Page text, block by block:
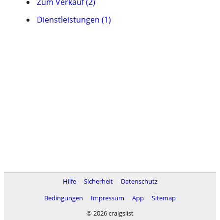
Dienstleistungen (1)
Hilfe Sicherheit
Datenschutz
Bedingungen
Impressum App
Sitemap
© 2026 craigslist